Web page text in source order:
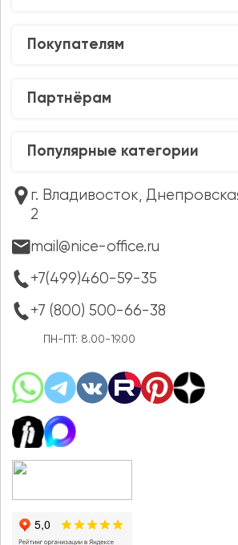
Покупателям
Партнёрам
Популярные категории
г. Владивосток,
2
mail@nice-office.ru
+7(499)460-59-35
+7 (800) 500-66-38
ПН-ПТ: 8.00-19.00